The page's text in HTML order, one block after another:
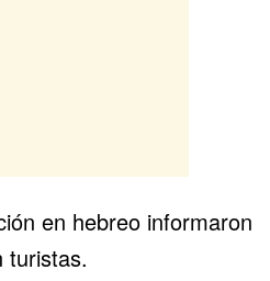
en hebreo informaron
turistas.